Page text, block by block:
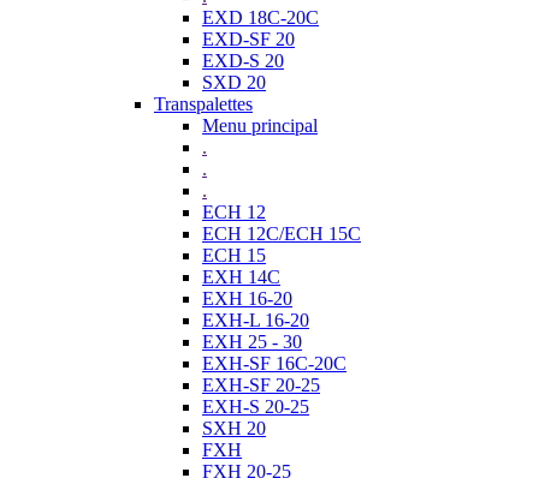
EXD 18C-20C
EXD-SF 20
EXD-S 20
SXD 20
Transpalettes
Menu principal
.
.
.
ECH 12
ECH 12C/ECH 15C
ECH 15
EXH 14C
EXH 16-20
EXH-L 16-20
EXH 25 - 30
EXH-SF 16C-20C
EXH-SF 20-25
EXH-S 20-25
SXH 20
FXH
FXH 20-25